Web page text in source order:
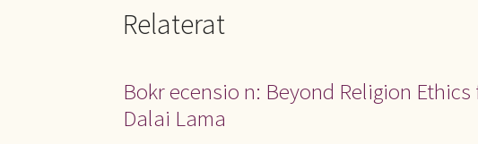
Relaterat
Bokr ecensio n: Beyond Religion
Dalai Lama